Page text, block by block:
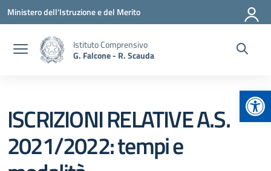
Vai ai contenuti
Vai al menu di navigazione
Vai al footer
Ministero dell'Istruzione e del Merito
Istituto Comprensivo
G. Falcone - R. Scauda
ISCRIZIONI RELATIVE A.S.
2021/2022: tempi e